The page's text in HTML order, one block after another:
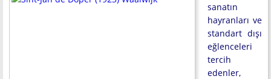
sanatın
hayranları ve
standart dışı
eğlenceleri
tercih
edenler,